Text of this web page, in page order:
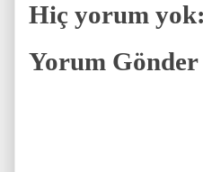
Hiç yorum yok:
Yorum Gönder